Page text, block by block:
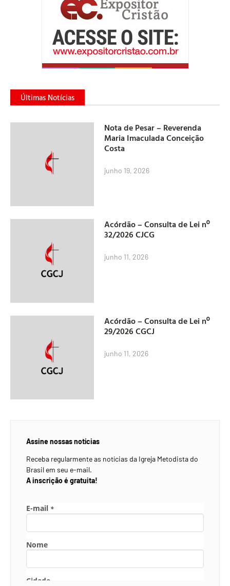
Últimas Notícias
Nota de Pesar – Reverenda
Maria Imaculada Conceição
Costa
junho 19, 2026
Acórdão – Consulta de Lei nº
32/2026 CJCG
junho 11, 2026
Acórdão – Consulta de Lei nº
29/2026 CGCJ
junho 11, 2026
Assine nossas notícias
Receba regularmente as notícias da Igreja Metodista do
Brasil em seu e-mail.
A inscrição é gratuita!